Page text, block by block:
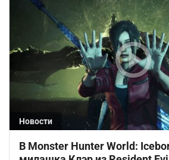
Новости
В Monster Hunter World: